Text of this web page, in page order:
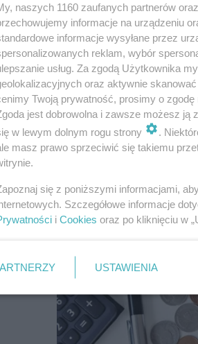
budynku będącego w
termomodernizację, jeśli
Funduszu Ochrony
środowiska i gospodarki
naszych 1160 zaufanych partnerów
informacje na urządzeniu
informacje wysyłane przez
reklam, wybór
usług. Za zgodą Użytkownika
oraz aktywnie
Twoją prywatność, prosimy o
jest dobrowolna i zawsze możesz
w lewym dolnym rogu strony
.
masz prawo sprzeciwić się takiemu
się z poniższymi informacjami,
Szczegółowe informacje
i Cookies oraz po kliknięciu w
USTAWIENIA